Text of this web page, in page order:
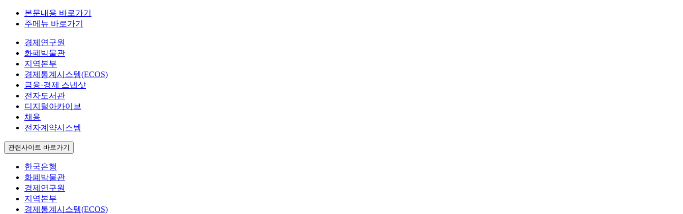
본문내용 바로가기
주메뉴 바로가기
경제연구원
화폐박물관
지역본부
경제통계시스템(ECOS)
금융·경제 스냅샷
전자도서관
디지털아카이브
채용
전자계약시스템
관련사이트 바로가기
한국은행
화폐박물관
경제연구원
지역본부
경제통계시스템(ECOS)